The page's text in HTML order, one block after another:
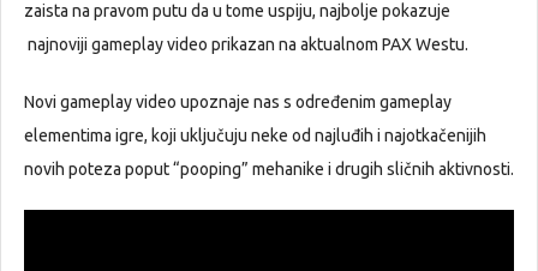
zaista na pravom putu da u tome uspiju, najbolje pokazuje
najnoviji gameplay video prikazan na aktualnom PAX Westu.
Novi gameplay video upoznaje nas s određenim gameplay
elementima igre, koji uključuju neke od najluđih i najotkačenijih
novih poteza poput “pooping” mehanike i drugih sličnih aktivnosti.